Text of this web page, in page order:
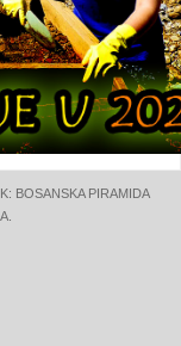
BOSANSKA PIRAMIDA